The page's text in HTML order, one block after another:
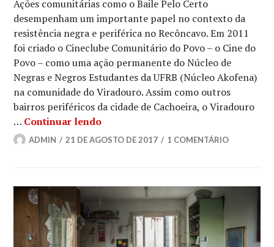
Ações comunitárias como o Baile Pelo Certo
desempenham um importante papel no contexto da
resistência negra e periférica no Recôncavo. Em 2011
foi criado o Cineclube Comunitário do Povo – o Cine do
Povo – como uma ação permanente do Núcleo de
Negras e Negros Estudantes da UFRB (Núcleo Akofena)
na comunidade do Viradouro. Assim como outros
bairros periféricos da cidade de Cachoeira, o Viradouro
… Continuar lendoCultura Hip-Hop como ferramenta
ADMIN 21 DE AGOSTO DE 2017 1 COMENTÁRIO